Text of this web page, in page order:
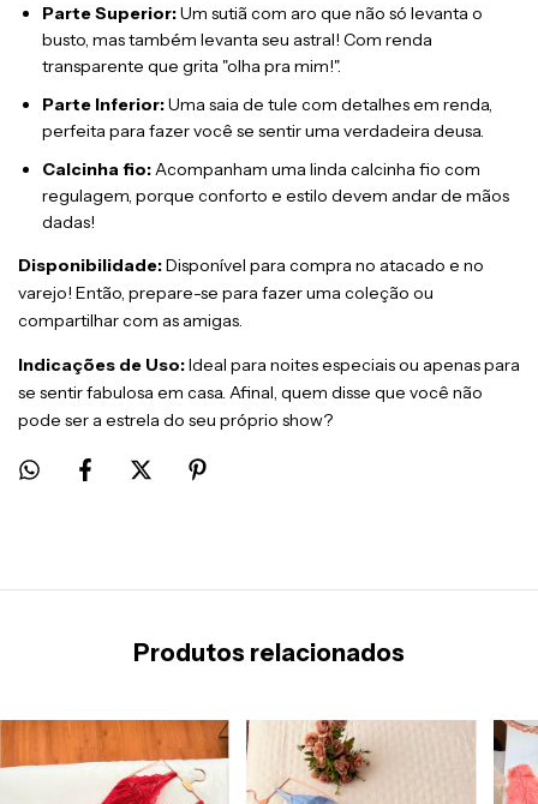
Parte Superior:Um sutiã com aro que não só levanta o
busto, mas também levanta seu astral! Com renda
transparente que grita "olha pra mim!".
Parte Inferior:Uma saia de tule com detalhes em renda,
perfeita para fazer você se sentir uma verdadeira deusa.
Calcinha fio:Acompanham uma linda calcinha fio com
regulagem, porque conforto e estilo devem andar de mãos
dadas!
Disponibilidade:Disponível para compra no atacado e no
varejo! Então, prepare-se para fazer uma coleção ou
compartilhar com as amigas.
Indicações de Uso:Ideal para noites especiais ou apenas para
se sentir fabulosa em casa. Afinal, quem disse que você não
pode ser a estrela do seu próprio show?
Produtos relacionados